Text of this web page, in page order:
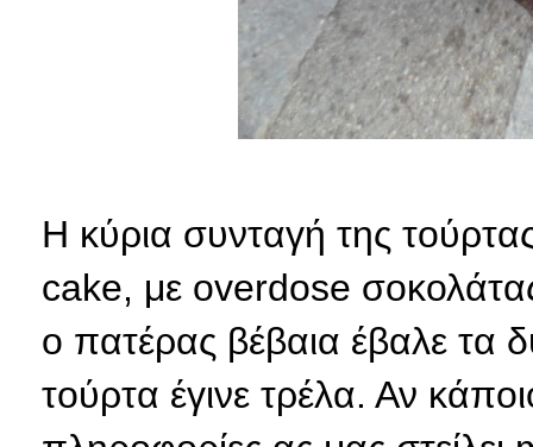
Η κύρια συνταγή της
cake, με overdose
ο πατέρας βέβαια έβαλε τα
τούρτα έγινε τρέλα. Αν